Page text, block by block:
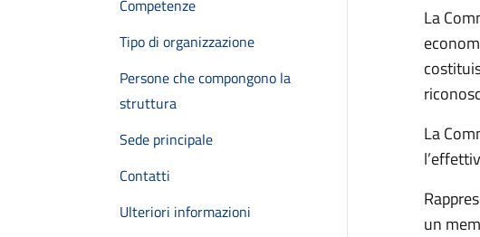
Competenze
Tipo di organizzazione
Persone che compongono la
struttura
Sede principale
Contatti
Ulteriori informazioni
La
La
un